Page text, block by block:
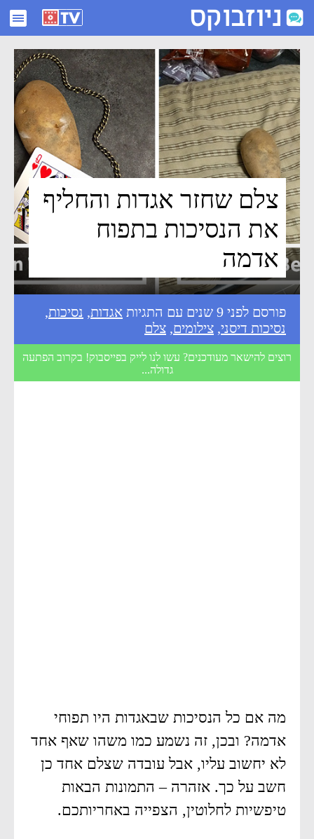
צלם שחזר אגדות והחליף את הנסיכות בתפוח אדמה - ניוזבוקס
צלם שחזר אגדות והחליף
את הנסיכות בתפוח
אדמה
פורסם לפני 9 שנים עם התגיות אגדות, נסיכות,
נסיכות דיסני, צילומים, צלם
רוצים להישאר מעודכנים? עשו לנו לייק בפייסבוק! בקרוב הפתעה
גדולה...
מה אם כל הנסיכות שבאגדות היו תפוחי
אדמה? ובכן, זה נשמע כמו משהו שאף אחד
לא יחשוב עליו, אבל עובדה שצלם אחד כן
חשב על כך. אזהרה – התמונות הבאות
טיפשיות לחלוטין, הצפייה באחריותכם.